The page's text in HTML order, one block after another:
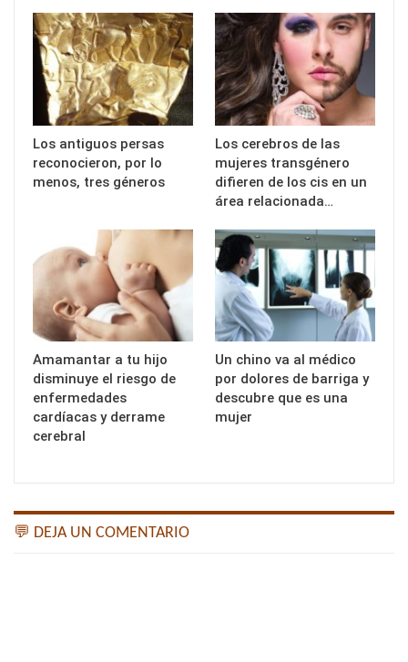
Los antiguos persas
reconocieron, por lo
menos, tres géneros
Los cerebros de las
mujeres transgénero
difieren de los cis en un
área relacionada…
Amamantar a tu hijo
disminuye el riesgo de
enfermedades
cardíacas y derrame
cerebral
Un chino va al médico
por dolores de barriga y
descubre que es una
mujer
💬 DEJA UN COMENTARIO